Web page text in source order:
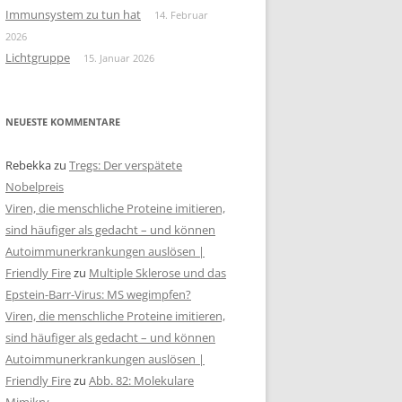
Immunsystem zu tun hat
14. Februar
2026
Lichtgruppe 15. Januar 2026
NEUESTE KOMMENTARE
Rebekkazu Tregs: Der verspätete
Nobelpreis
Viren, die menschliche Proteine imitieren,
sind häufiger als gedacht – und können
Autoimmunerkrankungen auslösen |
Friendly Firezu Multiple Sklerose und das
Epstein-Barr-Virus: MS wegimpfen?
Viren, die menschliche Proteine imitieren,
sind häufiger als gedacht – und können
Autoimmunerkrankungen auslösen |
Friendly Firezu Abb. 82: Molekulare